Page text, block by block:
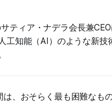
ティア・ナデラ会長兼
工知能（AI）のような新
は、おそらく最も困難な